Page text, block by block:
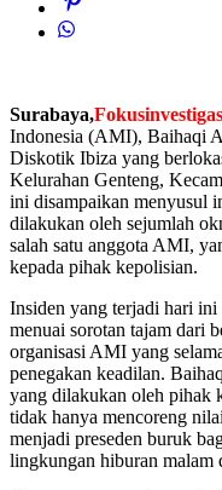
Surabaya,
Indonesia (AMI), Baihaqi
Diskotik Ibiza yang
Kelurahan Genteng,
ini disampaikan menyusul
dilakukan oleh sejumlah
salah satu anggota AMI,
kepada pihak kepolisian.
Insiden yang terjadi hari
menuai sorotan tajam dari
organisasi AMI yang
penegakan keadilan.
yang dilakukan oleh pihak
tidak hanya mencoreng
menjadi preseden buruk
lingkungan hiburan malam